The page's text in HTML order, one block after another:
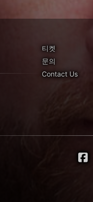
티켓
문의
Contact Us